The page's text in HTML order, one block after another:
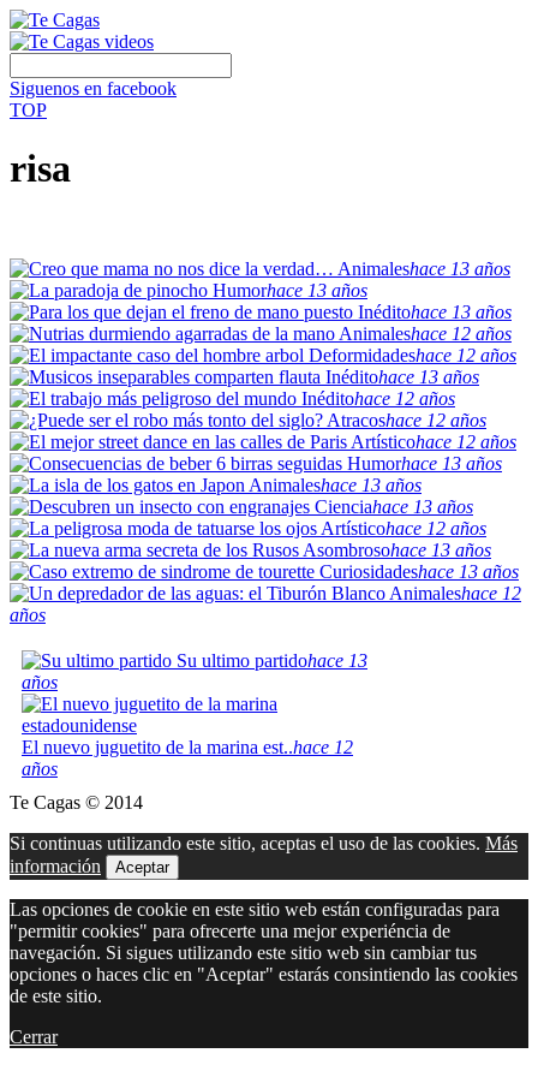
Siguenos en facebook
TOP
risa
Animaleshace 13 años
Humorhace 13 años
Inéditohace 13 años
Animaleshace 12 años
Deformidadeshace 12 años
Inéditohace 13 años
Inéditohace 12 años
Atracoshace 12 años
Artísticohace 12 años
Humorhace 13 años
Animaleshace 13 años
Cienciahace 13 años
Artísticohace 12 años
Asombrosohace 13 años
Curiosidadeshace 13 años
Animaleshace 12
años
Su ultimo partidohace 13
años
El nuevo juguetito de la marina est..hace 12
años
Te Cagas © 2014
Si continuas utilizando este sitio, aceptas el uso de las cookies. Más
información
Aceptar
Las opciones de cookie en este sitio web están configuradas para
"permitir cookies" para ofrecerte una mejor experiéncia de
navegación. Si sigues utilizando este sitio web sin cambiar tus
opciones o haces clic en "Aceptar" estarás consintiendo las cookies
de este sitio.
Cerrar